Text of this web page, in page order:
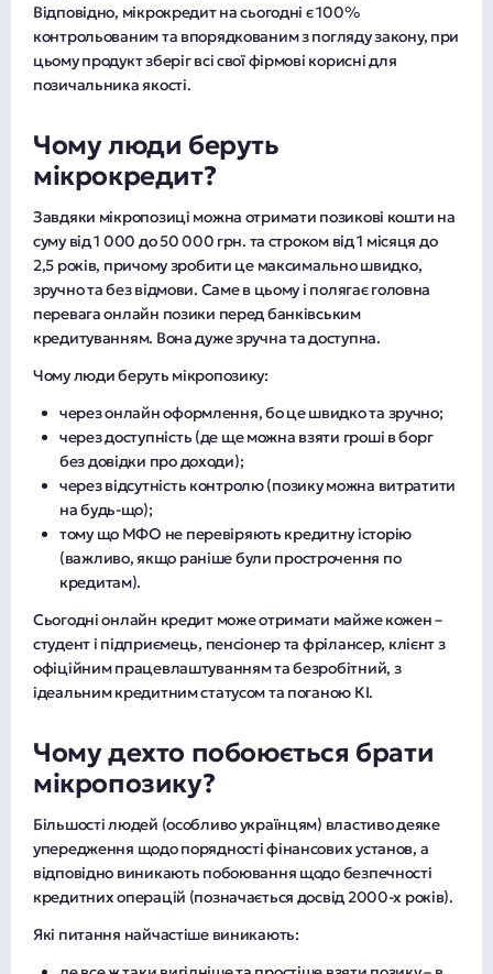
Відповідно, мікрокредит на сьогодні є 100%
контрольованим та впорядкованим з погляду закону, при
цьому продукт зберіг всі свої фірмові корисні для
позичальника якості.
Чому люди беруть
мікрокредит?
Завдяки мікропозиці можна отримати позикові кошти на
суму від 1 000 до 50 000 грн. та строком від 1 місяця до
2,5 років, причому зробити це максимально швидко,
зручно та без відмови. Саме в цьому і полягає головна
перевага онлайн позики перед банківським
кредитуванням. Вона дуже зручна та доступна.
Чому люди беруть мікропозику:
через онлайн оформлення, бо це швидко та зручно;
через доступність (де ще можна взяти гроші в борг
без довідки про доходи);
через відсутність контролю (позику можна витратити
на будь-що);
тому що МФО не перевіряють кредитну історію
(важливо, якщо раніше були прострочення по
кредитам).
Сьогодні онлайн кредит може отримати майже кожен –
студент і підприємець, пенсіонер та фрілансер, клієнт з
офіційним працевлаштуванням та безробітний, з
ідеальним кредитним статусом та поганою КІ.
Чому дехто побоюється брати
мікропозику?
Більшості людей (особливо українцям) властиво деяке
упередження щодо порядності фінансових установ, а
відповідно виникають побоювання щодо безпечності
кредитних операцій (позначається досвід 2000-х років).
Які питання найчастіше виникають: